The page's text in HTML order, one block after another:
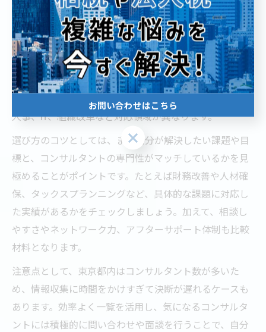
経営コンサルタント一覧を活用した選び方のコツ
経営コンサルタント一覧を活用する際は、単に知名度や
ランキングだけでなく、各コンサルタント・企業の得意
分野や過去のプロジェクト実績も確認しましょう。東京
都内には多様なコンサルタントが在籍しており、財務、
人事、IT、組織改革など対応領域が異なります。
選び方のコツとしては、まず自分が解決したい課題や目
標と、コンサルタントの専門性がマッチしているかを見
極めることがポイントです。たとえば財務改善や人材確
保、タックスプランニングなど、具体的な課題に対応し
た実績があるかをチェックしましょう。加えて、相談し
やすさやネットワーク力、アフターサポート体制も比較
材料となります。
注意点として、東京都内はコンサルタント数が多いた
め、情報収集に時間をかけすぎて決断が遅れるケースも
あります。効率よく一覧を活用し、気になるコンサルタ
ントには積極的に問い合わせや面談を行うことで、自分
お問い合わせはこちら
お問い合わせはこちら